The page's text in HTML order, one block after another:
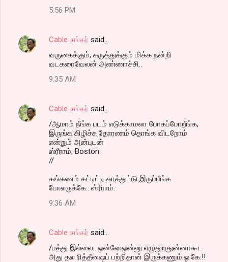
5:56 PM
Cable சங்கர் said…
வருகைக்கும், கருத்துக்கும் மிக்க நன்றி
வடகரைவேலன் அண்ணாச்சி..
9:35 AM
Cable சங்கர் said…
/ஆமாம் நீங்க படம் எடுக்காமலா போகப்போறீங்க,
இருங்க கிழிச்சு தோரணம் தொங்க விடறோம்
என்றும் அன்புடன்
ஸ்ரீராம், Boston
//
கங்கணம் கட்டிட்டி காத்துட்டு இருப்பீங்க
போலருக்கே.. ஸ்ரீராம்.
9:36 AM
Cable சங்கர் said…
/பத்து இல்லை...ஒன்னேஒன்னு எழுதுறதுன்னாகூட
அது தல ரித்தீஷைப் பற்றிதான் இருக்கணும்.ஓ.கே.!!